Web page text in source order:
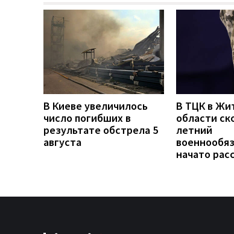
В Киеве увеличилось
число погибших в
результате обстрела 5
августа
В ТЦК в
области
летний
начато